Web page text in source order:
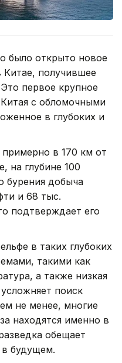
было открыто новое
получившее
первое крупное
с обломочными
в глубоких и
в 170 км от
глубине 100
бурения добыча
и 68 тыс.
подтверждает его
в таких глубоких
такими как
а также низкая
поиск
не менее, многие
находятся именно в
обещает
будущем.